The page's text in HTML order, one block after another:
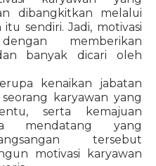
dibangkitkan melalui
sendiri. Jadi, motivasi
memberikan
banyak dicari oleh
kenaikan jabatan
karyawan yang
serta kemajuan
mendatang yang
tersebut
motivasi karyawan